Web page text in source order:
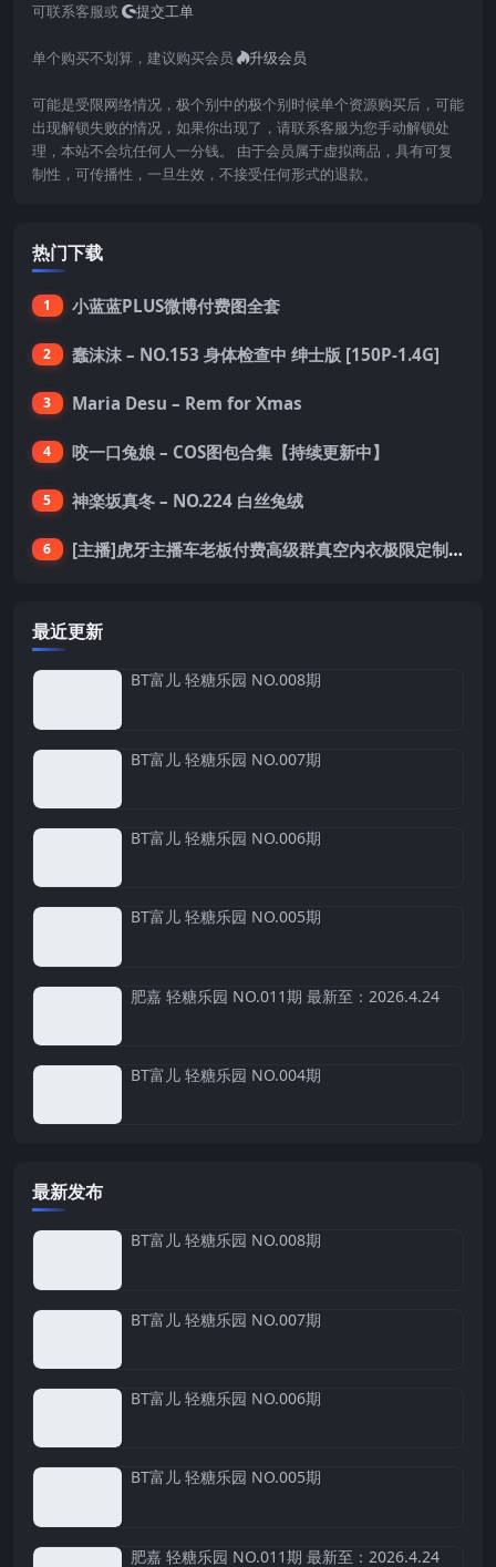
可联系客服或
提交工单
单个购买不划算，建议购买会员 升级会员
可能是受限网络情况，极个别中的极个别时候单个资源购买后，可能
出现解锁失败的情况，如果你出现了，请联系客服为您手动解锁处
理，本站不会坑任何人一分钱。 由于会员属于虚拟商品，具有可复
制性，可传播性，一旦生效，不接受任何形式的退款。
热门下载
1 小蓝蓝PLUS微博付费图全套
2 蠢沫沫 – NO.153 身体检查中 绅士版 [150P-1.4G]
3 Maria Desu – Rem for Xmas
4 咬一口兔娘 – COS图包合集【持续更新中】
5 神楽坂真冬 – NO.224 白丝兔绒
6 [主播]虎牙主播车老板付费高级群真空内衣极限定制8分19
最近更新
BT富儿 轻糖乐园 NO.008期
BT富儿 轻糖乐园 NO.007期
BT富儿 轻糖乐园 NO.006期
BT富儿 轻糖乐园 NO.005期
肥嘉 轻糖乐园 NO.011期 最新至：2026.4.24
BT富儿 轻糖乐园 NO.004期
最新发布
BT富儿 轻糖乐园 NO.008期
BT富儿 轻糖乐园 NO.007期
BT富儿 轻糖乐园 NO.006期
BT富儿 轻糖乐园 NO.005期
肥嘉 轻糖乐园 NO.011期 最新至：2026.4.24